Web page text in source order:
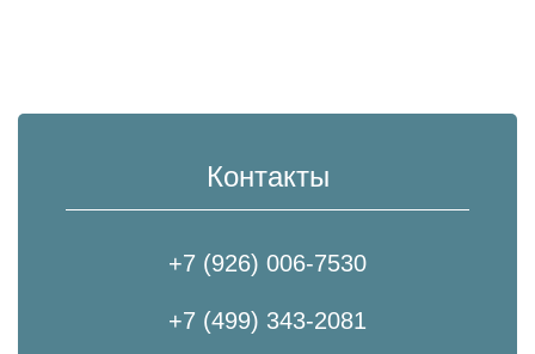
Контакты
+7 (926) 006-7530
+7 (499) 343-2081